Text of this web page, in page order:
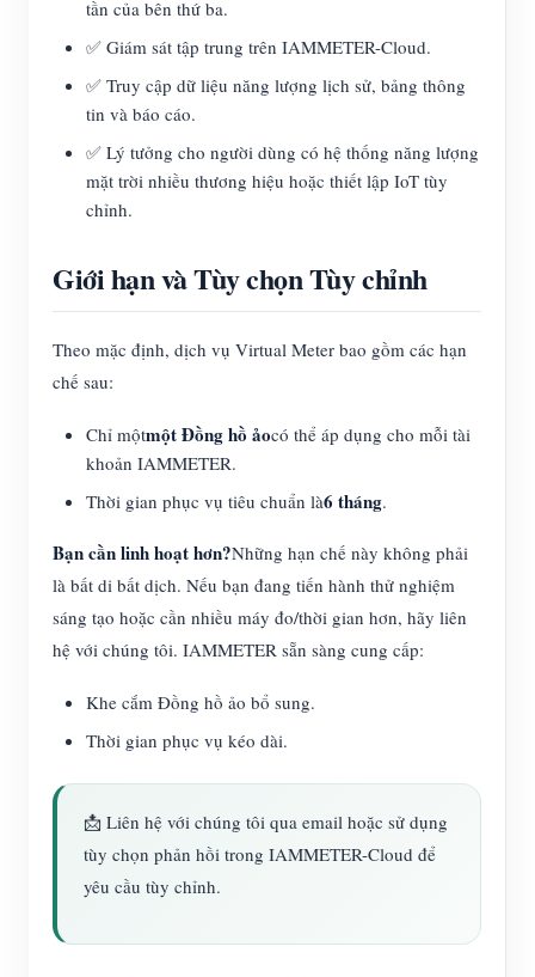
tần của bên thứ ba.
✅ Giám sát tập trung trên IAMMETER-Cloud.
✅ Truy cập dữ liệu năng lượng lịch sử, bảng thông
tin và báo cáo.
✅ Lý tưởng cho người dùng có hệ thống năng lượng
mặt trời nhiều thương hiệu hoặc thiết lập IoT tùy
chỉnh.
Giới hạn và Tùy chọn Tùy chỉnh
Theo mặc định, dịch vụ Virtual Meter bao gồm các hạn
chế sau:
Chỉ mộtmột Đồng hồ ảocó thể áp dụng cho mỗi tài
khoản IAMMETER.
Thời gian phục vụ tiêu chuẩn là6 tháng.
Bạn cần linh hoạt hơn?Những hạn chế này không phải
là bất di bất dịch. Nếu bạn đang tiến hành thử nghiệm
sáng tạo hoặc cần nhiều máy đo/thời gian hơn, hãy liên
hệ với chúng tôi. IAMMETER sẵn sàng cung cấp:
Khe cắm Đồng hồ ảo bổ sung.
Thời gian phục vụ kéo dài.
📩 Liên hệ với chúng tôi qua email hoặc sử dụng
tùy chọn phản hồi trong IAMMETER-Cloud để
yêu cầu tùy chỉnh.